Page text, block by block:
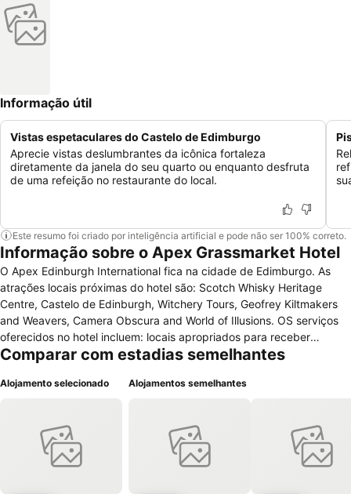
Informação útil
Vistas espetaculares do Castelo de Edimburgo
Aprecie vistas deslumbrantes da icônica fortaleza
diretamente da janela do seu quarto ou enquanto desfruta
de uma refeição no restaurante do local.
Este resumo foi criado por inteligência artificial e pode não ser 100% correto.
Informação sobre o Apex Grassmarket Hotel
O Apex Edinburgh International fica na cidade de Edimburgo. As
atrações locais próximas do hotel são: Scotch Whisky Heritage
Centre, Castelo de Edinburgh, Witchery Tours, Geofrey Kiltmakers
and Weavers, Camera Obscura and World of Illusions. OS serviços
oferecidos no hotel incluem: locais apropriados para receber
crianças, bar/lounge, restaurante, TV no lobby, salão de festas,
multilíngue, estacionamento (sobre taxa), sauna seca, check-out
os viajantes a negócios o hotel disponibiliza equipamento
audiovisual, espaço para exposições, recepção 24 horas, serviços
de negócios, etc. Para o lazer o hotel oferece uma piscina coberta,
Comparar com estadias semelhantes
Alojamento selecionado Alojamentos semelhantes